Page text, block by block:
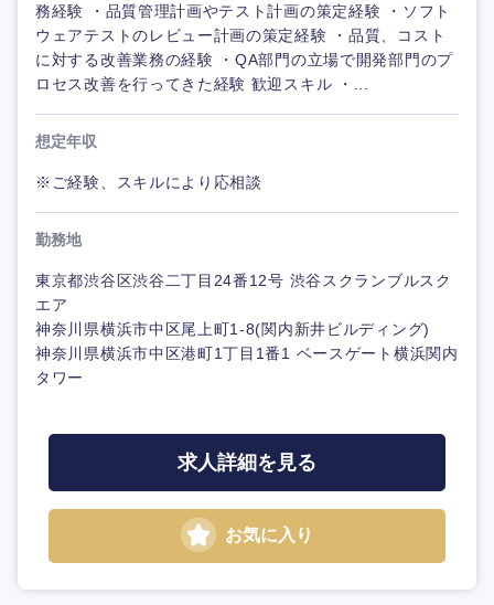
務経験 ・品質管理計画やテスト計画の策定経験 ・ソフト
ウェアテストのレビュー計画の策定経験 ・品質、コスト
に対する改善業務の経験 ・QA部門の立場で開発部門のプ
ロセス改善を行ってきた経験 歓迎スキル ・...
想定年収
※ご経験、スキルにより応相談
勤務地
東京都渋谷区渋谷二丁目24番12号 渋谷スクランブルスク
エア
神奈川県横浜市中区尾上町1-8(関内新井ビルディング)
神奈川県横浜市中区港町1丁目1番1 ベースゲート横浜関内
タワー
求人詳細を見る
お気に入り